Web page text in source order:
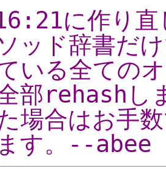
に作り直
ッド辞書だ
いる全ての
部rehashし
場合はお手
す。--abee